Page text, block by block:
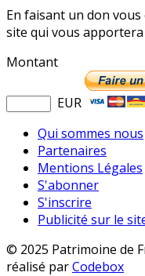
En faisant un don
site qui vous
Montant
EUR
Qui sommes nous
Partenaires
Mentions Légales
S'abonner
S'inscrire
Publicité sur le
© 2025 Patrimoine de
réalisé parCodebox